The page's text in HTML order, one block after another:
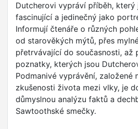
Dutcherovi vypráví příběh, který
fascinující a jedinečný jako
Informují čtenáře o různých
od starověkých mýtů, přes
přetrvávající do současnosti, až
poznatky, kterých jsou
Podmanivé vyprávění, založené
zkušenosti života mezi vlky, je
důmyslnou analýzu faktů a
Sawtoothské smečky.